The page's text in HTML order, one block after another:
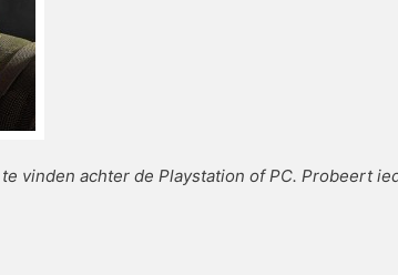
vinden achter de Playstation of PC. Probeert